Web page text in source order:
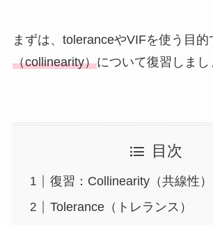
まずは、toleranceやVIFを使う目的
（collinearity）について復習しまし
目次
復習：Collinearity（共線性）
Tolerance（トレランス）